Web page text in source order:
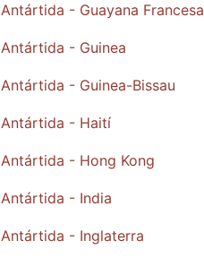
Antártida - Guayana Francesa
Antártida - Guinea
Antártida - Guinea-Bissau
Antártida - Haití
Antártida - Hong Kong
Antártida - India
Antártida - Inglaterra